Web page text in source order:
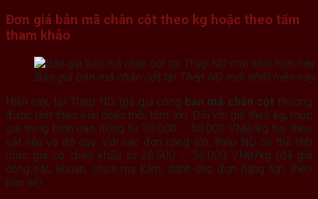
Đơn giá bản mã chân cột theo kg hoặc theo tấm
tham khảo
Báo giá bản mã chân cột tại Thép ND mới nhất hiện nay.
Hiện nay, tại Thép ND, giá gia công bản mã chân cột thường
được tính theo kilo hoặc mỗi tấm lớn. Đối với giá theo kg, mức
giá trung bình dao động từ 30.000 – 50.000 VNĐ/kg tùy theo
vật liệu và độ dày. Với các đơn hàng lớn, thép ND có thể tính
mức giá có chiết khấu từ 28.500 – 36.000 VNĐ/kg (đã gia
công cắt, khoan, chưa mạ kẽm, dành cho đơn hàng lớn, theo
bản vẽ).